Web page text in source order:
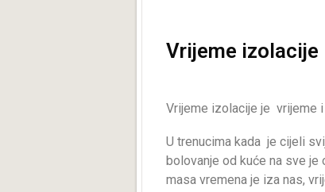
Vrijeme izolacije
Vrijeme izolacije je vrijeme
U trenucima kada je cijeli
bolovanje od kuće na sve
masa vremena je iza nas,